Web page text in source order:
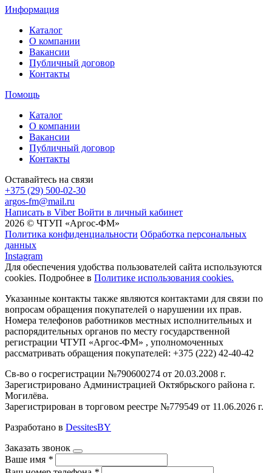
Информация
Каталог
О компании
Вакансии
Публичный договор
Контакты
Помощь
Каталог
О компании
Вакансии
Публичный договор
Контакты
Оставайтесь на связи
+375 (29) 500-02-30
argos-fm@mail.ru
Написать в Viber Войти в личный кабинет
2026 © ЧТУП «Аргос-ФМ»
Политика конфиденциальности Обработка персональных
данных
Instagram
Для обеспечения удобства пользователей сайта используются
cookies. Подробнее в Политике использования cookies.
Указанные контакты также являются контактами для связи по
вопросам обращения покупателей о нарушении их прав.
Номера телефонов работников местных исполнительных и
распорядительных органов по месту государственной
регистрации ЧТУП «Аргос-ФМ» , уполномоченных
рассматривать обращения покупателей: +375 (222) 42-40-42
Св-во о госрегистрации №790600274 от 20.03.2008 г.
Зарегистрировано Администрацией Октябрьского района г.
Могилёва.
Зарегистрирован в торговом реестре №779549 от 11.06.2026 г.
Разработано в DessitesBY
Заказать звонок
Ваше имя *